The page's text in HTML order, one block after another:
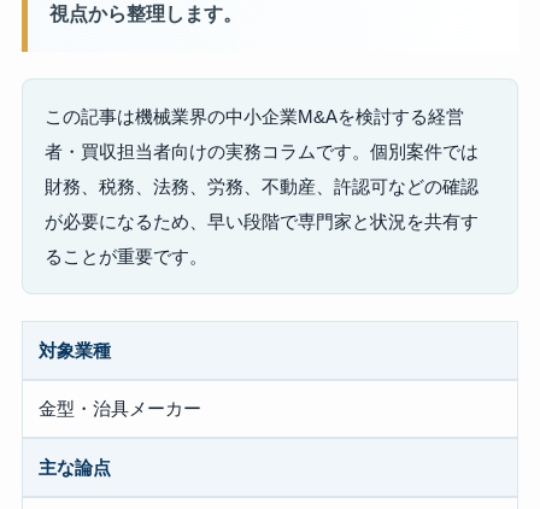
視点から整理します。
この記事は機械業界の中小企業M&Aを検討する経営
者・買収担当者向けの実務コラムです。個別案件では
財務、税務、法務、労務、不動産、許認可などの確認
が必要になるため、早い段階で専門家と状況を共有す
ることが重要です。
対象業種
金型・治具メーカー
主な論点